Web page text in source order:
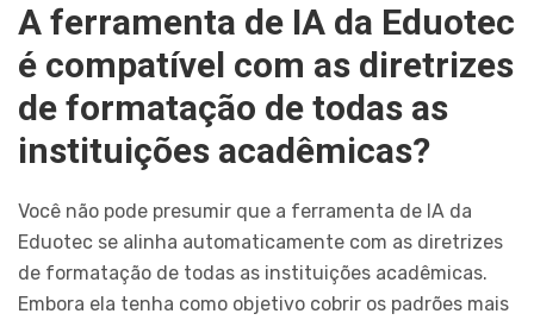
A ferramenta de IA da Eduotec
é compatível com as diretrizes
de formatação de todas as
instituições acadêmicas?
Você não pode presumir que a ferramenta de IA da
Eduotec se alinha automaticamente com as diretrizes
de formatação de todas as instituições acadêmicas.
Embora ela tenha como objetivo cobrir os padrões mais